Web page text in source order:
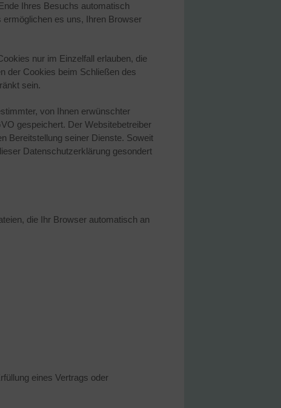
Ihres Besuchs automatisch
es uns, Ihren Browser
nur im Einzelfall erlauben, die
der Cookies beim Schließen des
sein.
von Ihnen erwünschter
gespeichert. Der Websitebetreiber
Bereitstellung seiner Dienste. Soweit
Datenschutzerklärung gesondert
die Ihr Browser automatisch an
eines Vertrags oder